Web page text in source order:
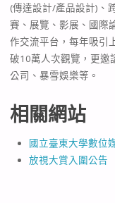
(傳達設計/產品設計)、
賽、展覽、影展、國際
作交流平台，每年吸引
破10萬人次觀覽，更邀
公司、暴雪娛樂等。
相關網站
國立臺東大學數位
放視大賞入圍公告